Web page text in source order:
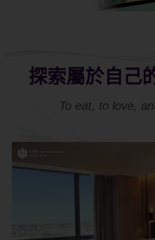
探索屬於自己
To eat, to love,